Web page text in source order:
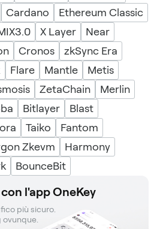
Cardano
Ethereum Classic
X Layer
Near
Cronos
zkSync Era
Flare Mantle
Metis
ZetaChain
Merlin
Bitlayer
Blast
Taiko
Fantom
Zkevm
Harmony
BounceBit
l'app OneKey
più sicuro.